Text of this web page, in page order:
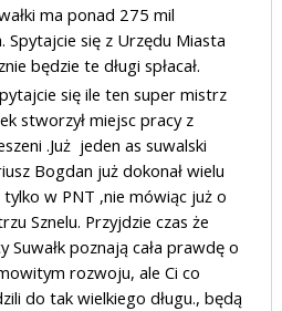
ma ponad 275 mil
Spytajcie się z Urzędu Miasta
będzie te długi spłacał.
się ile ten super mistrz
stworzył miejsc pracy z
.Już jeden as suwalski
Bogdan już dokonał wielu
w PNT ,nie mówiąc już o
Sznelu. Przyjdzie czas że
Suwałk poznają cała prawdę o
rozwoju, ale Ci co
do tak wielkiego długu., będą